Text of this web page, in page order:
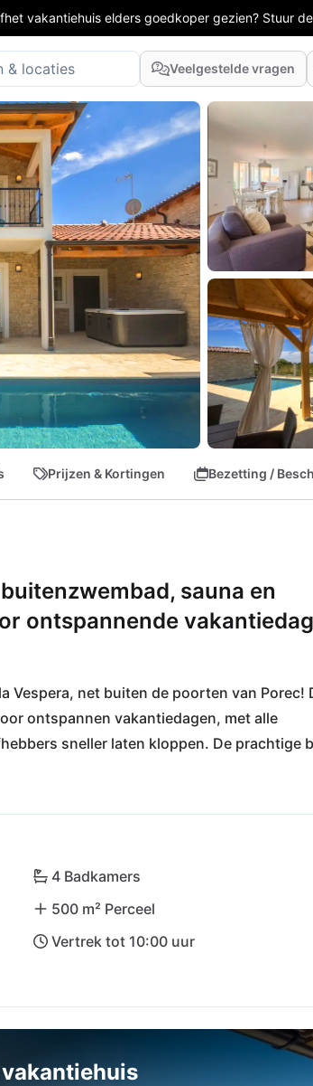
vakantiehuis elders goedkoper gezien? Stuur
Veelgestelde vragen
Prijzen & Kortingen Bezetting /
sauna en
ontspannende
Vespera, net buiten de poorten van Porec!
ontspannen vakantiedagen, met alle
sneller laten kloppen. De prachtige
een korte autorit van ongeveer 4 km te
restaurants en vele cafés, en ook voor
het juiste adres. De internationale
4 Badkamers
500 m² Perceel
Vertrek tot 10:00 uur